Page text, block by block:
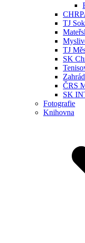
TJ
TJ
SK
ČRS
SK
Fotografie
Knihovna